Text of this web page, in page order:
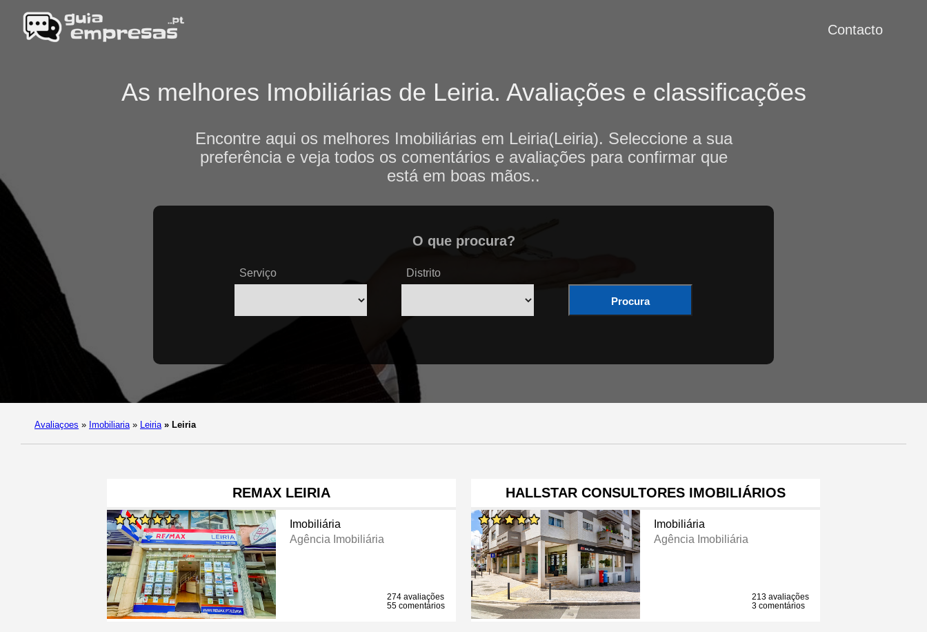
Contacto
As melhores Imobiliárias de Leiria. Avaliações e classificações
Encontre aqui os melhores Imobiliárias em Leiria(Leiria). Seleccione a sua
preferência e veja todos os comentários e avaliações para confirmar que
está em boas mãos..
O que procura?
Serviço Distrito
Procura
Avaliaçoes » Imobiliaria » Leiria » Leiria
REMAX LEIRIA
Imobiliária
Agência Imobiliária
274 avaliações
55 comentários
HALLSTAR CONSULTORES IMOBILIÁRIOS
Imobiliária
Agência Imobiliária
213 avaliações
3 comentários